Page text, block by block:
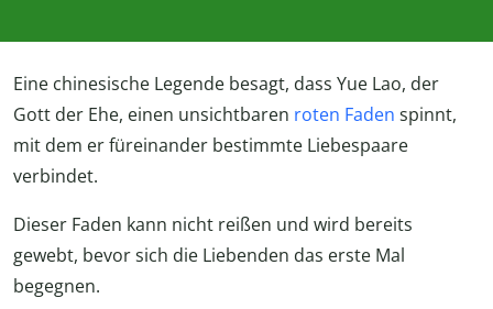
Eine chinesische Legende besagt, dass Yue Lao, der
Gott der Ehe, einen unsichtbaren roten Faden spinnt,
mit dem er füreinander bestimmte Liebespaare
verbindet.
Dieser Faden kann nicht reißen und wird bereits
gewebt, bevor sich die Liebenden das erste Mal
begegnen.